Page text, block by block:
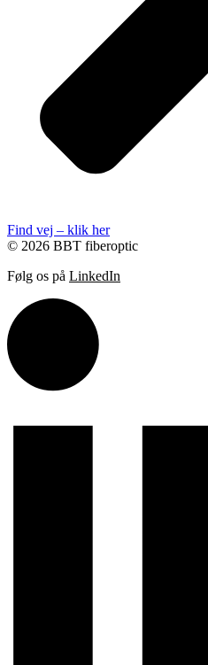
Find vej – klik her
© 2026 BBT fiberoptic
Følg os på LinkedIn